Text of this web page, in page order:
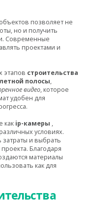
позволяет не
но и получить
Современные
проектами и
этапов строительства
полосы,
видео, которое
удобен для
как ip-камеры ,
условиях.
затраты и выбрать
Благодаря
материалы
как для